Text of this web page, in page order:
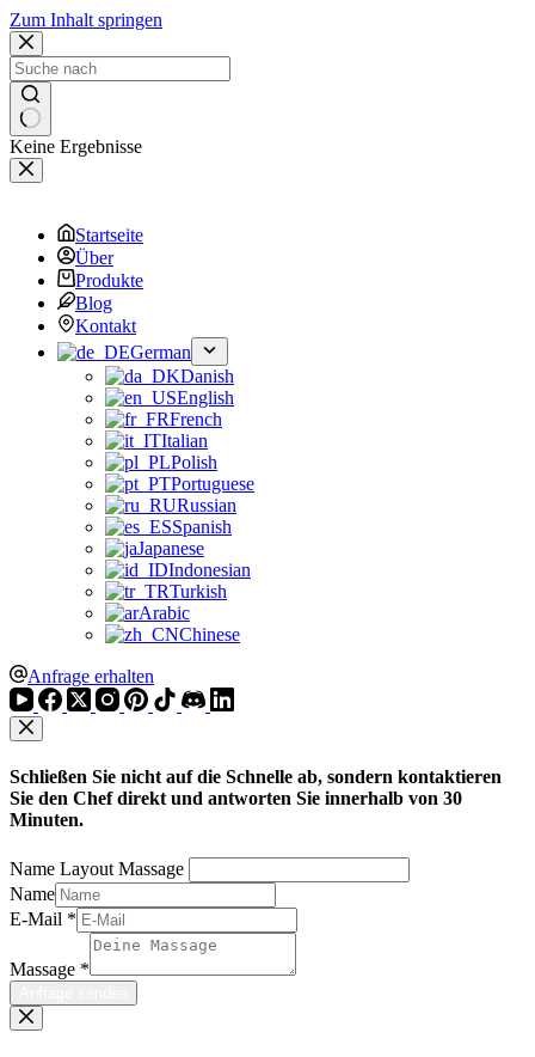
Zum Inhalt springen
Keine Ergebnisse
Startseite
Über
Produkte
Blog
Kontakt
German
Danish
English
French
Italian
Polish
Portuguese
Russian
Spanish
Japanese
Indonesian
Turkish
Arabic
Chinese
Anfrage erhalten
Schließen Sie nicht auf die Schnelle ab, sondern kontaktieren
Sie den Chef direkt und antworten Sie innerhalb von 30
Minuten.
Name Layout Massage
Name
E-Mail *
Massage *